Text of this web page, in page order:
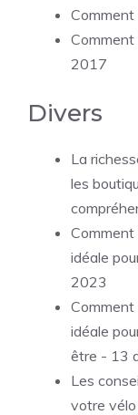
Comment
Comment
2017
Divers
La
les
Comment
idéale
2023
Comment
idéale
être - 13
Les
votre